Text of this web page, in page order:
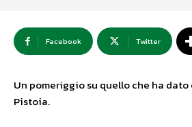
Facebook Twitter
Un pomeriggio su quello che ha
Pistoia.